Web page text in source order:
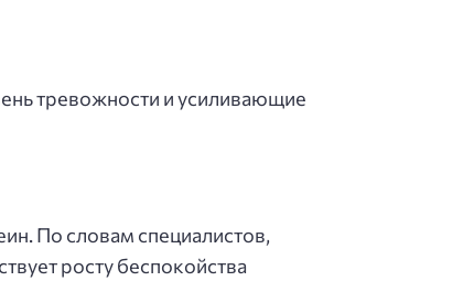
тревожности и усиливающие
По словам специалистов,
росту беспокойства